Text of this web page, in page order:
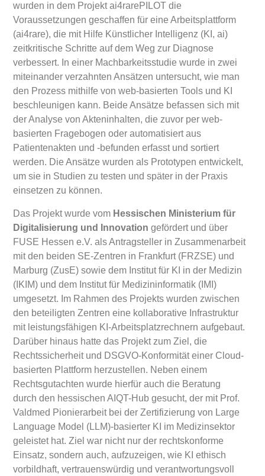
wurden in dem Projekt ai4rarePILOT die
Voraussetzungen geschaffen für eine Arbeitsplattform
(ai4rare), die mit Hilfe Künstlicher Intelligenz (KI, ai)
zeitkritische Schritte auf dem Weg zur Diagnose
verbessert. In einer Machbarkeitsstudie wurde in zwei
miteinander verzahnten Ansätzen untersucht, wie man
den Prozess mithilfe von web-basierten Tools und KI
beschleunigen kann. Beide Ansätze befassen sich mit
der Analyse von Akteninhalten, die zuvor per web-
basierten Fragebogen oder automatisiert aus
Patientenakten und -befunden erfasst und sortiert
werden. Die Ansätze wurden als Prototypen entwickelt,
um sie in Studien zu testen und später in der Praxis
einsetzen zu können.
Das Projekt wurde vom Hessischen Ministerium für
Digitalisierung und Innovation gefördert und über
FUSE Hessen e.V. als Antragsteller in Zusammenarbeit
mit den beiden SE-Zentren in Frankfurt (FRZSE) und
Marburg (ZusE) sowie dem Institut für KI in der Medizin
(IKIM) und dem Institut für Medizininformatik (IMI)
umgesetzt. Im Rahmen des Projekts wurden zwischen
den beteiligten Zentren eine kollaborative Infrastruktur
mit leistungsfähigen KI-Arbeitsplatzrechnern aufgebaut.
Darüber hinaus hatte das Projekt zum Ziel, die
Rechtssicherheit und DSGVO-Konformität einer Cloud-
basierten Plattform herzustellen. Neben einem
Rechtsgutachten wurde hierfür auch die Beratung
durch den hessischen AIQT-Hub gesucht, der mit Prof.
Valdmed Pionierarbeit bei der Zertifizierung von Large
Language Model (LLM)-basierter KI im Medizinsektor
geleistet hat. Ziel war nicht nur der rechtskonforme
Einsatz, sondern auch, aufzuzeigen, wie KI ethisch
vorbildhaft, vertrauenswürdig und verantwortungsvoll